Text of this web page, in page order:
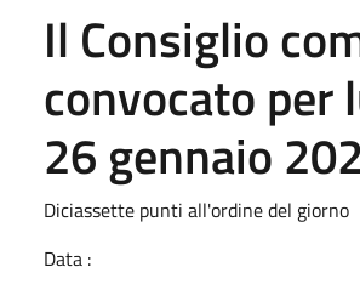
Il Consiglio
convocato per
26 gennaio
Diciassette punti all'ordine del giorno
Data :